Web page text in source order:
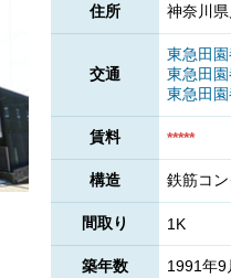
住所 神奈川
交通
東急田
東急田
東急田
賃料 *****
構造 鉄筋コ
間取り 1K
築年数 1991年9